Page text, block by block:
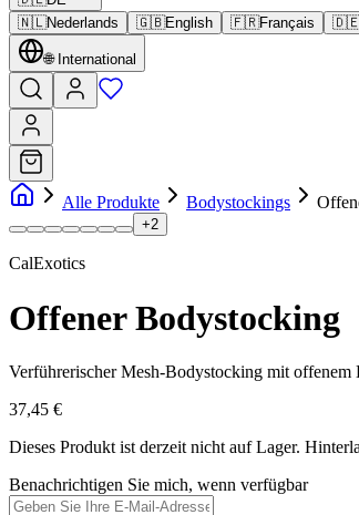
🇳🇱Nederlands 🇬🇧English 🇫🇷Français
🌐 International
Alle Produkte Bodystockings
+2
CalExotics
Offener Bodystocking
Verführerischer Mesh-Bodystocking mit
37,45 €
Dieses Produkt ist derzeit nicht auf Lager.
Benachrichtigen Sie mich, wenn verfügbar